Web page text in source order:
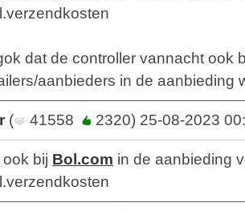
dat de controller vannacht ook
aanbieders in de aanbieding
( 41558 2320) 25-08-2023
ook bij Bol.com in de aanbieding